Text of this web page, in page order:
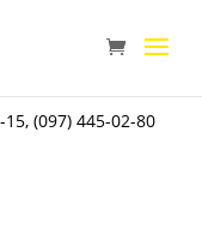
15,(097) 445-02-80